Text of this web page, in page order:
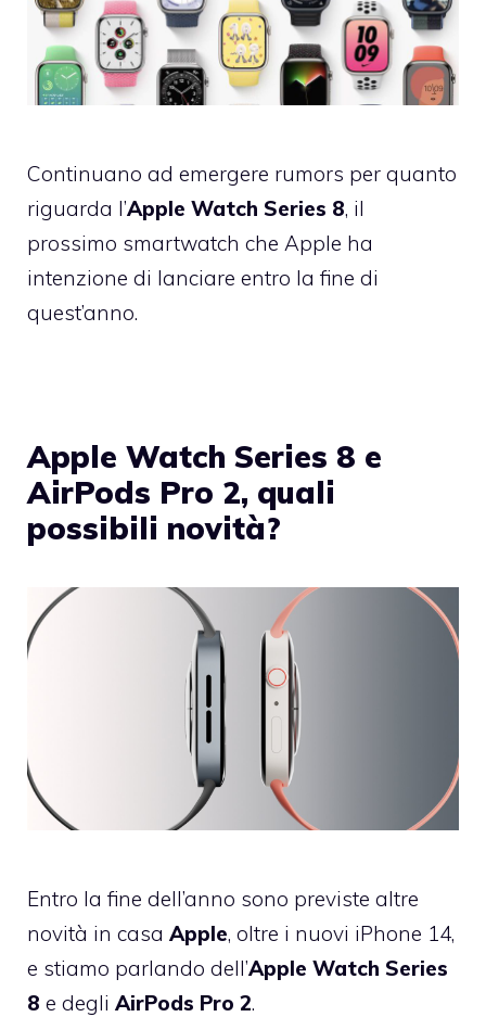
Continuano ad emergere rumors per quanto
riguarda l’Apple Watch Series 8, il
prossimo smartwatch che Apple ha
intenzione di lanciare entro la fine di
quest’anno.
Apple Watch Series 8 e
AirPods Pro 2, quali
possibili novità?
Entro la fine dell’anno sono previste altre
novità in casa Apple, oltre i nuovi iPhone 14,
e stiamo parlando dell’Apple Watch Series
8 e degli AirPods Pro 2.